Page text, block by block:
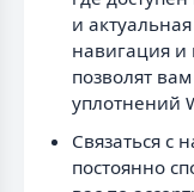
и
навигация
позволят
уплотнений
Связаться
постоянно